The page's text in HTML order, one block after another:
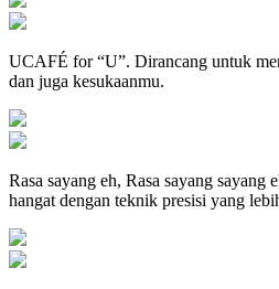
UCAFÉ for “U”. Dirancang untuk
dan juga kesukaanmu.
Rasa sayang eh, Rasa sayang
hangat dengan teknik presisi yang